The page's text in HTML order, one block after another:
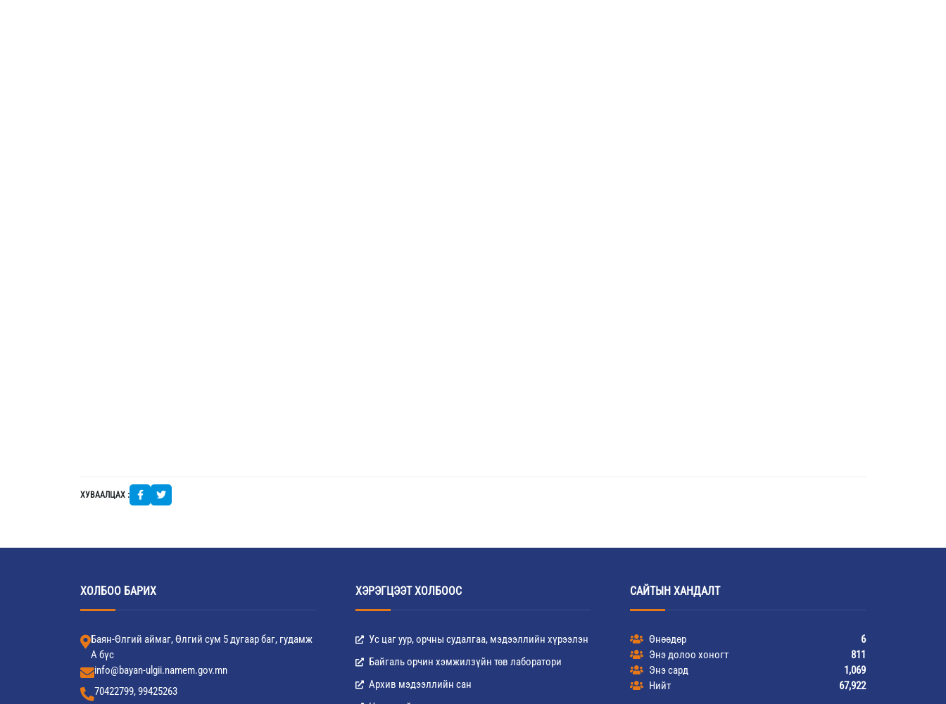
ХУВААЛЦАХ :
ХОЛБОО БАРИХ
Баян-Өлгий аймаг, Өлгий сум 5 дугаар баг, гудамж
А бүс
info@bayan-ulgii.namem.gov.mn
70422799, 99425263
ХЭРЭГЦЭЭТ ХОЛБООС
Ус цаг уур, орчны судалгаа, мэдээллийн хүрээлэн
Байгаль орчин хэмжилзүйн төв лаборатори
Архив мэдээллийн сан
САЙТЫН ХАНДАЛТ
Өнөөдөр
6
Энэ долоо хоногт
811
Энэ сард
1,069
Нийт
67,922